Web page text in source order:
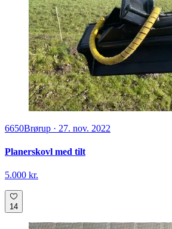
6650Brørup · 27. nov. 2022
Planerskovl med tilt
5.000 kr.
14